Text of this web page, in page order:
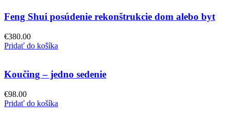
Feng Shui posúdenie rekonštrukcie dom alebo byt
€380.00
Pridať do košíka
Koučing – jedno sedenie
€98.00
Pridať do košíka